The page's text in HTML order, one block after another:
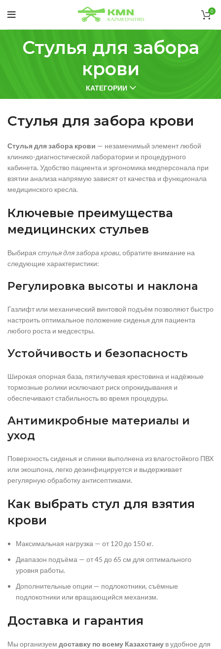
0
Стулья для забора
крови
КАТЕГОРИИ
Стулья для забора крови
Стулья для забора крови — незаменимый элемент любой
клинико-диагностической лаборатории и процедурного
кабинета. Удобство пациента и эргономика медперсонала при
взятии анализа напрямую зависят от качества и функционала
медицинского кресла.
Ключевые преимущества
медицинских стульев
Выбирая стулья для забора крови, обратите внимание на
следующие характеристики:
Регулировка высоты и наклона
Газлифт или механический винтовой подъём позволяют быстро
настроить оптимальное положение сиденья для пациента
любого роста и медсестры.
Устойчивость и безопасность
Широкая опорная база, пятилучевая крестовина и надёжные
тормозные ролики исключают риск опрокидывания и
обеспечивают стабильность во время процедуры.
Антимикробные материалы и
уход
Поверхность сиденья и спинки выполнена из влагостойкого ПВХ
или экошпона, легко дезинфицируется и выдерживает
регулярную обработку антисептиками.
Как выбрать стул для взятия
крови
Максимальная нагрузка — от 120 до 150 кг.
Диапазон подъёма — от 45 до 65 см для оптимального
уровня работы.
Дополнительные опции — подлокотники, съёмные
подлокотники или вращающийся механизм.
Доставка и гарантия
Мы организуем доставку по всему Казахстану в удобное для